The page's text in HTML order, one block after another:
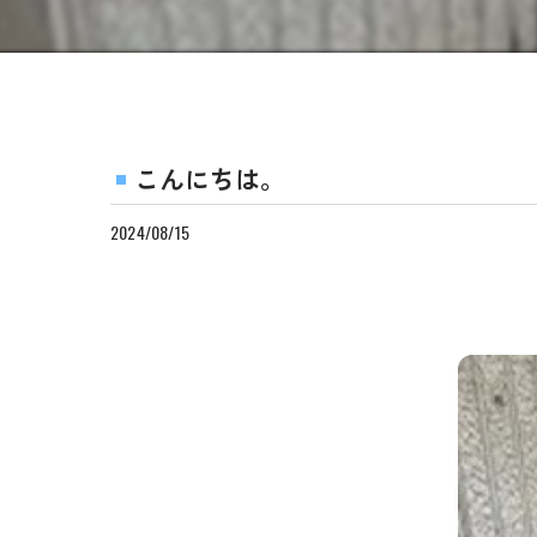
こんにちは。
2024/08/15